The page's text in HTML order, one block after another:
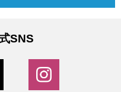
SNS